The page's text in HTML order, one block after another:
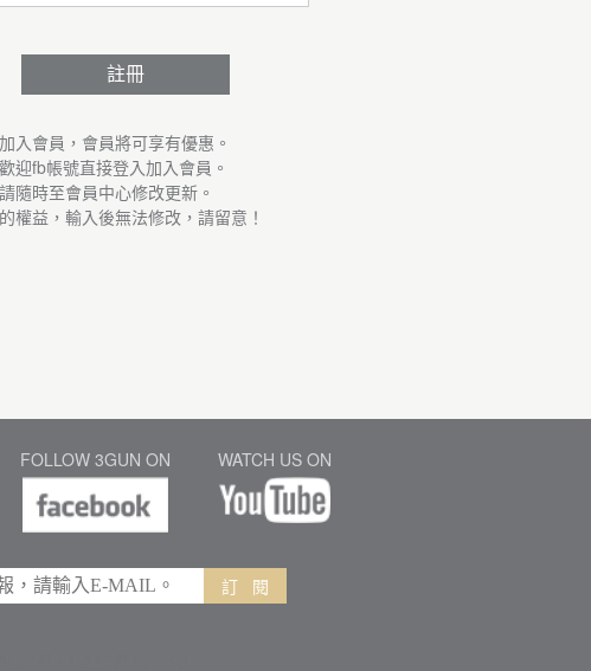
入會員，會員將可享有優惠。
迎fb帳號直接登入加入會員。
隨時至會員中心修改更新。
權益，輸入後無法修改，請留意！
FOLLOW 3GUN ON WATCH US ON
訂 閱